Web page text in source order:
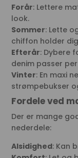
Forår: Lettere
look.
Sommer: Lette
chiffon holder
Efterår: Dybere
denim passer
Vinter: En maxi
strømpebukser
Fordele ved
Der er mange
nederdele:
Alsidighed: Kan